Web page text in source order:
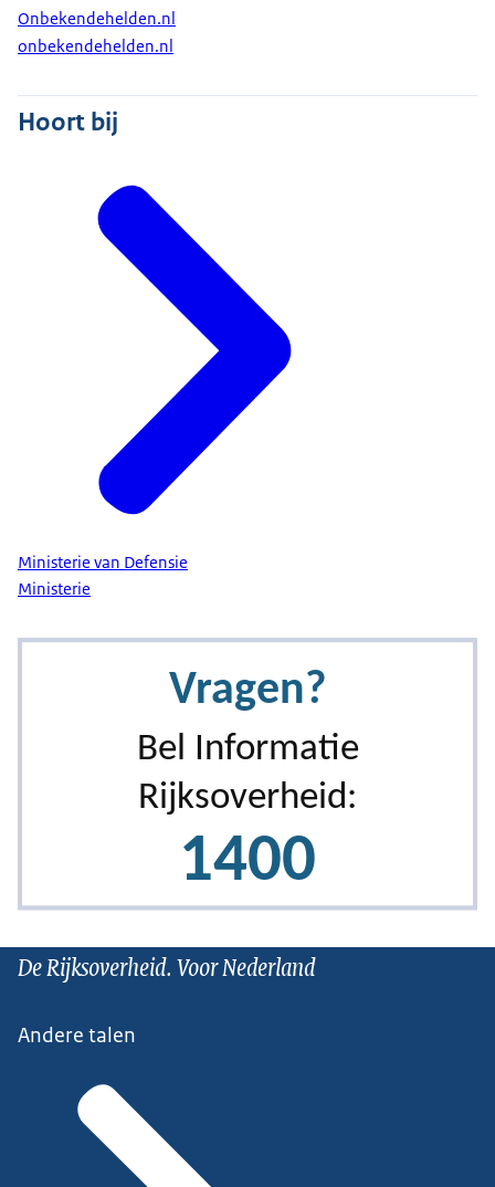
Onbekendehelden.nl
onbekendehelden.nl
Hoort bij
Ministerie van Defensie
Ministerie
De Rijksoverheid. Voor Nederland
Andere talen